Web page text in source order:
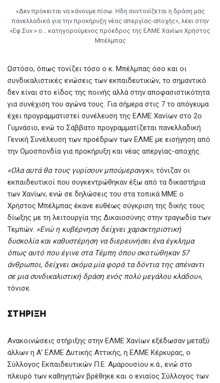
«Δεν πρόκειται να κάνουμε πίσω. Hδη συντονίζεται η δράση μας
πανελλαδικά για την προκήρυξη νέας απεργίας-αποχής», λέει στην
«Εφ.Συν.» ο… κατηγορούμενος πρόεδρος της ΕΛΜΕ Χανίων Χρήστος
Μπέλμπας
Ωστόσο, όπως τονίζει τόσο ο κ. Μπέλμπας όσο και οι
συνδικαλιστικές ενώσεις των εκπαιδευτικών, το σημαντικό
δεν είναι στο είδος της ποινής αλλά στην αποφασιστικότητα
για συνέχιση του αγώνα τους. Για σήμερα στις 7 το απόγευμα
έχει προγραμματιστεί συνέλευση της ΕΛΜΕ Χανίων στο 2ο
Γυμνάσιο, ενώ το Σάββατο προγραμματίζεται πανελλαδική
Γενική Συνέλευση των προέδρων των ΕΛΜΕ με εισήγηση από
την Ομοσπονδία για προκήρυξη και νέας απεργίας-αποχής.
«Ολα αυτά θα τους γυρίσουν μπούμερανγκ», τόνιζαν οι
εκπαιδευτικοί που συγκεντρώθηκαν έξω από τα δικαστήρια
των Χανίων, ενώ σε δηλώσεις του στα τοπικά ΜΜΕ ο
Χρήστος Μπέλμπας έκανε ευθέως σύγκριση της δικής τους
δίωξης με τη λειτουργία της Δικαιοσύνης στην τραγωδία των
Τεμπών. «Ενώ η κυβέρνηση δείχνει χαρακτηριστική
δυσκολία και καθυστέρηση να διερευνήσει ένα έγκλημα
όπως αυτό που έγινε στα Τέμπη όπου σκοτώθηκαν 57
άνθρωποι, δείχνει ακόμα μία φορά τα δόντια της απέναντι
σε μια συνδικαλιστική δράση ενός πολύ μεγάλου κλάδου»,
τόνισε.
ΣΤΉΡΙΞΗ
Ανακοινώσεις στήριξης στην ΕΛΜΕ Χανίων εξέδωσαν μεταξύ
άλλων η Α’ ΕΛΜΕ Δυτικής Αττικής, η ΕΛΜΕ Κέρκυρας, ο
Σύλλογος Εκπαιδευτικών Π.Ε. Αμαρουσίου κ.ά., ενώ στο
πλευρό των καθηγητών βρέθηκε και ο ενιαίος Σύλλογος των